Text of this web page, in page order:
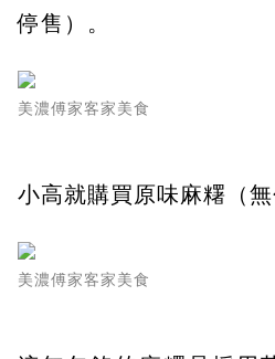
停售）。
美濃傅家客家美食
小高就購買原味麻糬（無
美濃傅家客家美食